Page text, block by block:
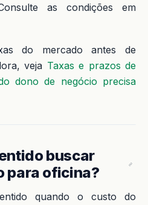
as condições em
do mercado antes de
veja Taxas e prazos de
dono de negócio precisa
buscar
para oficina?
quando o custo do